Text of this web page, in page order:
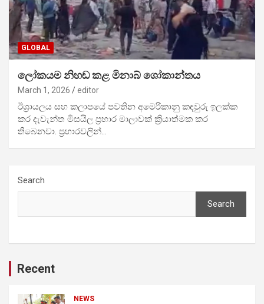
GLOBAL
ලෝකයම නිහඬ කළ මිනාබ් ශෝකාන්තය
March 1, 2026 editor
ඊශ්‍රායලය සහ කලාපයේ පවතින අමෙරිකානු කඳවුරු ඉලක්ක
කර දැවැන්ත මිසයිල ප්‍රහාර මාලාවක් ක්‍රියාත්මක කර
තිබෙනවා. ප්‍රහාරවලින්…
Search
Search
Recent
NEWS